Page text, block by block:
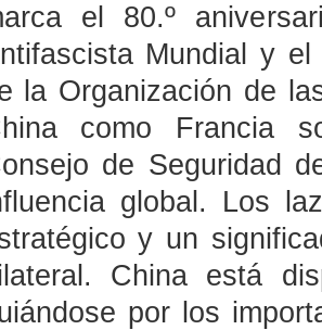
el 80.º
Mundial y
la Organización de
como Francia
de Seguridad
global. Los
y un
China está
por los